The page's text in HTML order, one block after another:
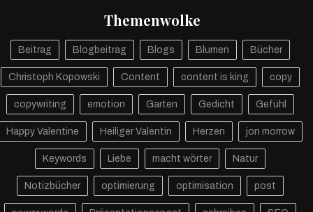
Themenwolke
Beitrag Blogbeitrag Blogs Blumen Bücher
Christoph Kopowski Content content is king copy
copywriting emotion Garten Gedicht Gefühl
Happy Valentine Heiliger Valentin Herzen jon morrow
Keywords Liebe macht wörter Natur
Notizbücher optimierung optimisation post